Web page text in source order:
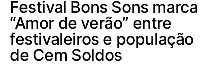
Festival Bons Sons marca
“Amor de verão” entre
festivaleiros e população
de Cem Soldos